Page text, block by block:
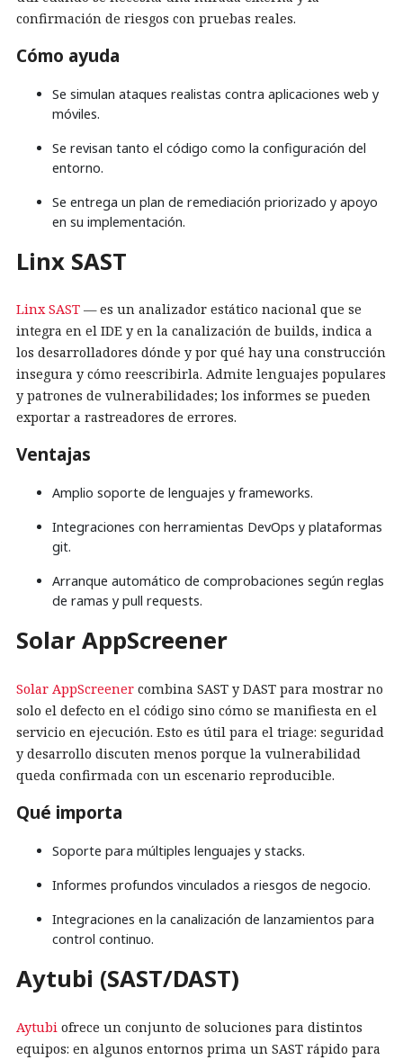
confirmación de riesgos con pruebas reales.
Cómo ayuda
Se simulan ataques realistas contra aplicaciones web y
móviles.
Se revisan tanto el código como la configuración del
entorno.
Se entrega un plan de remediación priorizado y apoyo
en su implementación.
Linx SAST
Linx SAST — es un analizador estático nacional que se
integra en el IDE y en la canalización de builds, indica a
los desarrolladores dónde y por qué hay una construcción
insegura y cómo reescribirla. Admite lenguajes populares
y patrones de vulnerabilidades; los informes se pueden
exportar a rastreadores de errores.
Ventajas
Amplio soporte de lenguajes y frameworks.
Integraciones con herramientas DevOps y plataformas
git.
Arranque automático de comprobaciones según reglas
de ramas y pull requests.
Solar AppScreener
Solar AppScreener combina SAST y DAST para mostrar no
solo el defecto en el código sino cómo se manifiesta en el
servicio en ejecución. Esto es útil para el triage: seguridad
y desarrollo discuten menos porque la vulnerabilidad
queda confirmada con un escenario reproducible.
Qué importa
Soporte para múltiples lenguajes y stacks.
Informes profundos vinculados a riesgos de negocio.
Integraciones en la canalización de lanzamientos para
control continuo.
Aytubi (SAST/DAST)
Aytubi ofrece un conjunto de soluciones para distintos
equipos: en algunos entornos prima un SAST rápido para